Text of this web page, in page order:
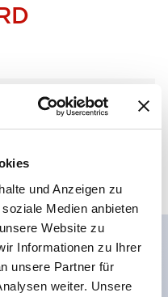
und Anzeigen zu
Medien anbieten
Website zu
Informationen zu Ihrer
unsere Partner für
weiter. Unsere
Zitat hinzufügen